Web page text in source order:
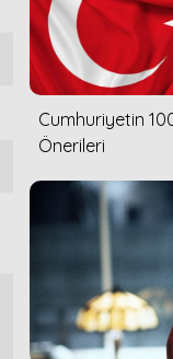
Cumhuriyetin
Önerileri